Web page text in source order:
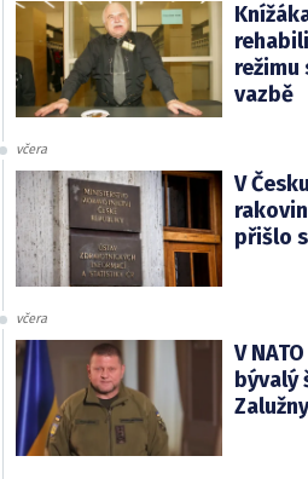
režimu
vazbě
včera
V
přišlo
včera
V
bývalý